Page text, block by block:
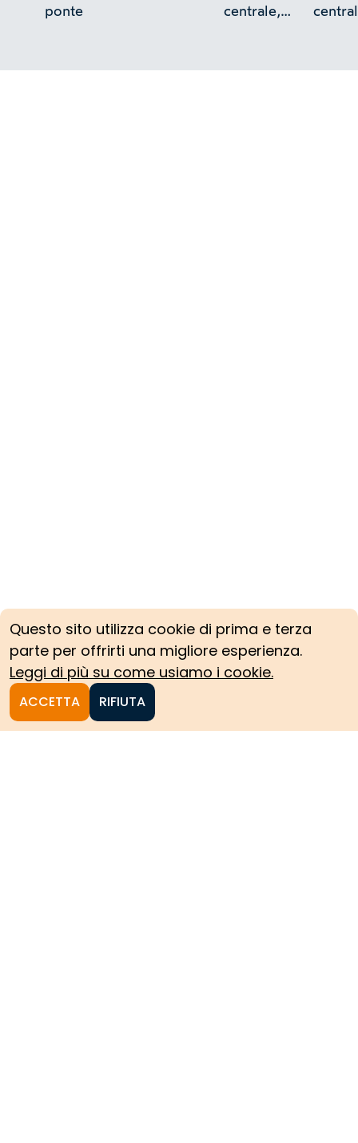
Questo sito utilizza cookie di prima e terza
parte per offrirti una migliore esperienza.
Leggi di più su come usiamo i cookie.
ACCETTA RIFIUTA
ponte
centrale,
cupola.